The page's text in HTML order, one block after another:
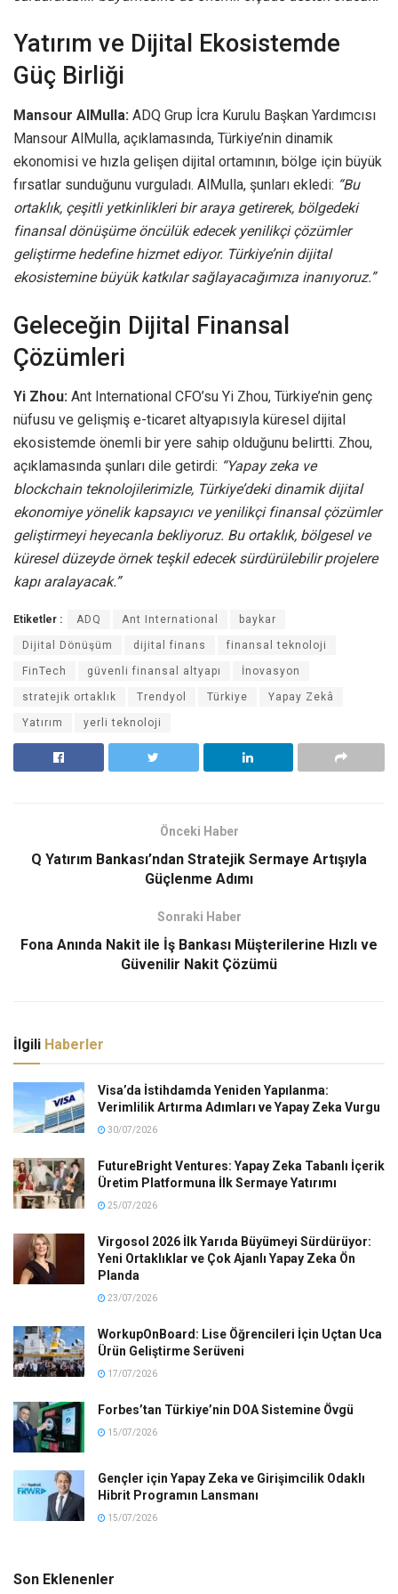
Yatırım ve Dijital Ekosistemde
Güç Birliği
Mansour AlMulla: ADQ Grup İcra Kurulu Başkan Yardımcısı
Mansour AlMulla, açıklamasında, Türkiye’nin dinamik
ekonomisi ve hızla gelişen dijital ortamının, bölge için büyük
fırsatlar sunduğunu vurguladı. AlMulla, şunları ekledi: “Bu
ortaklık, çeşitli yetkinlikleri bir araya getirerek, bölgedeki
finansal dönüşüme öncülük edecek yenilikçi çözümler
geliştirme hedefine hizmet ediyor. Türkiye’nin dijital
ekosistemine büyük katkılar sağlayacağımıza inanıyoruz.”
Geleceğin Dijital Finansal
Çözümleri
Yi Zhou: Ant International CFO’su Yi Zhou, Türkiye’nin genç
nüfusu ve gelişmiş e-ticaret altyapısıyla küresel dijital
ekosistemde önemli bir yere sahip olduğunu belirtti. Zhou,
açıklamasında şunları dile getirdi: “Yapay zeka ve
blockchain teknolojilerimizle, Türkiye’deki dinamik dijital
ekonomiye yönelik kapsayıcı ve yenilikçi finansal çözümler
geliştirmeyi heyecanla bekliyoruz. Bu ortaklık, bölgesel ve
küresel düzeyde örnek teşkil edecek sürdürülebilir projelere
kapı aralayacak.”
Etiketler : ADQ Ant International baykar
Dijital Dönüşüm dijital finans finansal teknoloji
FinTech güvenli finansal altyapı İnovasyon
stratejik ortaklık Trendyol Türkiye Yapay Zekâ
Yatırım yerli teknoloji
Önceki Haber
Q Yatırım Bankası’ndan Stratejik Sermaye Artışıyla
Güçlenme Adımı
Sonraki Haber
Fona Anında Nakit ile İş Bankası Müşterilerine Hızlı ve
Güvenilir Nakit Çözümü
İlgili Haberler
Visa’da İstihdamda Yeniden Yapılanma:
Verimlilik Artırma Adımları ve Yapay Zeka Vurgu
30/07/2026
FutureBright Ventures: Yapay Zeka Tabanlı İçerik
Üretim Platformuna İlk Sermaye Yatırımı
25/07/2026
Virgosol 2026 İlk Yarıda Büyümeyi Sürdürüyor:
Yeni Ortaklıklar ve Çok Ajanlı Yapay Zeka Ön
Planda
23/07/2026
WorkupOnBoard: Lise Öğrencileri İçin Uçtan Uca
Ürün Geliştirme Serüveni
17/07/2026
Forbes’tan Türkiye’nin DOA Sistemine Övgü
15/07/2026
Gençler için Yapay Zeka ve Girişimcilik Odaklı
Hibrit Programın Lansmanı
15/07/2026
Son Eklenenler